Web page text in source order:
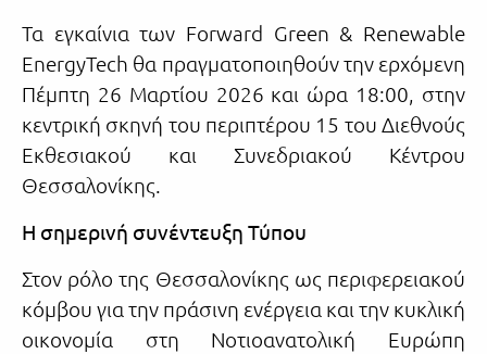
Τα εγκαίνια των Forward Green & Renewable
EnergyTech θα πραγματοποιηθούν την ερχόμενη
Πέμπτη 26 Μαρτίου 2026 και ώρα 18:00, στην
κεντρική σκηνή του περιπτέρου 15 του Διεθνούς
Εκθεσιακού και Συνεδριακού Κέντρου
Θεσσαλονίκης.
Η σημερινή συνέντευξη Τύπου
Στον ρόλο της Θεσσαλονίκης ως περιφερειακού
κόμβου για την πράσινη ενέργεια και την κυκλική
οικονομία στη Νοτιοανατολική Ευρώπη